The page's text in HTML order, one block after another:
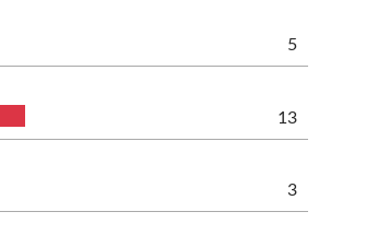
5
13
3